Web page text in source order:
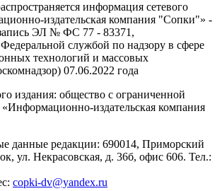
информация сетевого
издательская компания "Сопки"» -
ЭЛ № ФС 77 - 83371,
службой по надзору в сфере
технологий и массовых
07.06.2022 года
издания: общество с ограниченной
«Информационно-издательская компания
данные редакции: 690014, Приморский
ул. Некрасовская, д. 36б, офис 606. Тел.:
copki-dv@yandex.ru